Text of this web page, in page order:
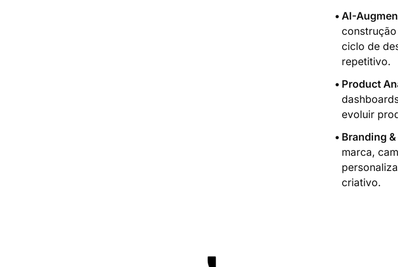
AI-
ciclo de
repetitivo.
Product
evoluir
Branding
marca,
criativo.